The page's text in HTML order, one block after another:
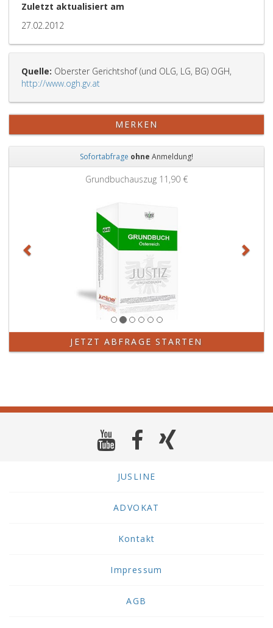
Zuletzt aktualisiert am
27.02.2012
Quelle: Oberster Gerichtshof (und OLG, LG, BG) OGH,
http://www.ogh.gv.at
MERKEN
Sofortabfrage ohne Anmeldung!
Grundbuchauszug 11,90 €
JETZT ABFRAGE STARTEN
JUSLINE
ADVOKAT
Kontakt
Impressum
AGB